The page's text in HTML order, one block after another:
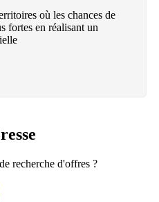
où les chances de
fortes en réalisant un
recherche d'offres ?